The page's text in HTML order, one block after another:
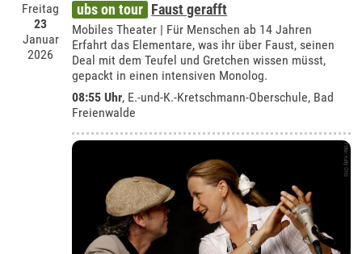
Freitag
23
Januar
2026
ubs on tour Faust gerafft
Mobiles Theater | Für Menschen ab 14 Jahren
Erfahrt das Elementare, was ihr über Faust, seinen
Deal mit dem Teufel und Gretchen wissen müsst,
gepackt in einen intensiven Monolog.
08:55 Uhr, E.-und-K.-Kretschmann-Oberschule, Bad
Freienwalde